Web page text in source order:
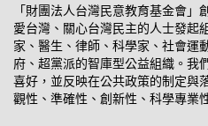
「財團法人台灣民意教育基金會
愛台灣、關心台灣民主的人士發起
家、醫生、律師、科學家、社會運
府、超黨派的智庫型公益組織。我
喜好，並反映在公共政策的制定與
觀性、準確性、創新性、科學專業